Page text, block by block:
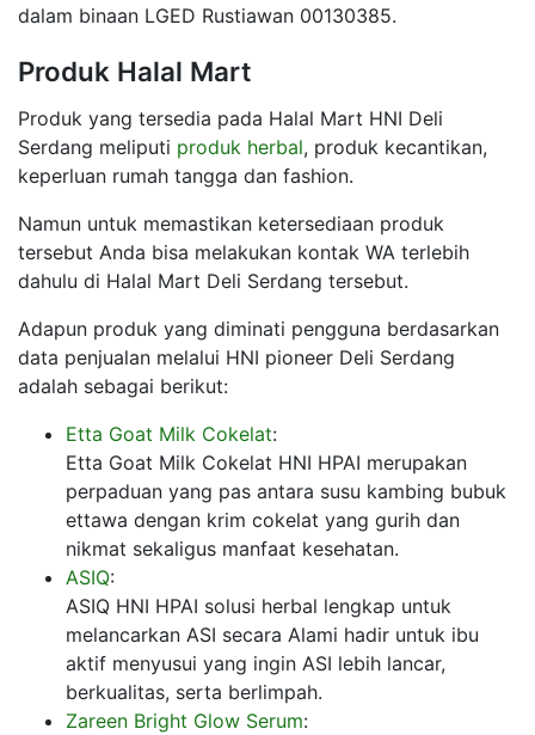
dalam binaan LGED Rustiawan 00130385.
Produk Halal Mart
Produk yang tersedia pada Halal Mart HNI Deli
Serdang meliputi produk herbal, produk kecantikan,
keperluan rumah tangga dan fashion.
Namun untuk memastikan ketersediaan produk
tersebut Anda bisa melakukan kontak WA terlebih
dahulu di Halal Mart Deli Serdang tersebut.
Adapun produk yang diminati pengguna berdasarkan
data penjualan melalui HNI pioneer Deli Serdang
adalah sebagai berikut:
Etta Goat Milk Cokelat:
Etta Goat Milk Cokelat HNI HPAI merupakan
perpaduan yang pas antara susu kambing bubuk
ettawa dengan krim cokelat yang gurih dan
nikmat sekaligus manfaat kesehatan.
ASIQ:
ASIQ HNI HPAI solusi herbal lengkap untuk
melancarkan ASI secara Alami hadir untuk ibu
aktif menyusui yang ingin ASI lebih lancar,
berkualitas, serta berlimpah.
Zareen Bright Glow Serum: